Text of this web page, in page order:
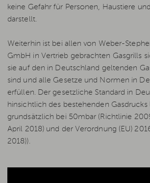
keine Gefahr für Personen, Haustiere
darstellt.
Weiterhin ist bei allen von Weber-
GmbH in Vertrieb gebrachten Gasgrills
sie auf den in Deutschland geltenden
sind und alle Gesetze und Normen in
erfüllen. Der gesetzliche Standard in
hinsichtlich des bestehenden Gasdrucks
grundsätzlich bei 50mbar (Richtlinie
April 2018) und der Verordnung (EU)
2018)).